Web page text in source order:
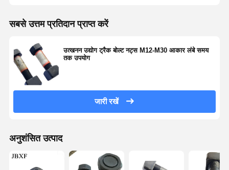
सबसे उत्तम प्रतिदान प्राप्त करें
उत्खनन उद्योग ट्रैक बोल्ट नट्स M12-M30 आकार लंबे समय
तक उपयोग
जारी रखें
अनुशंसित उत्पाद